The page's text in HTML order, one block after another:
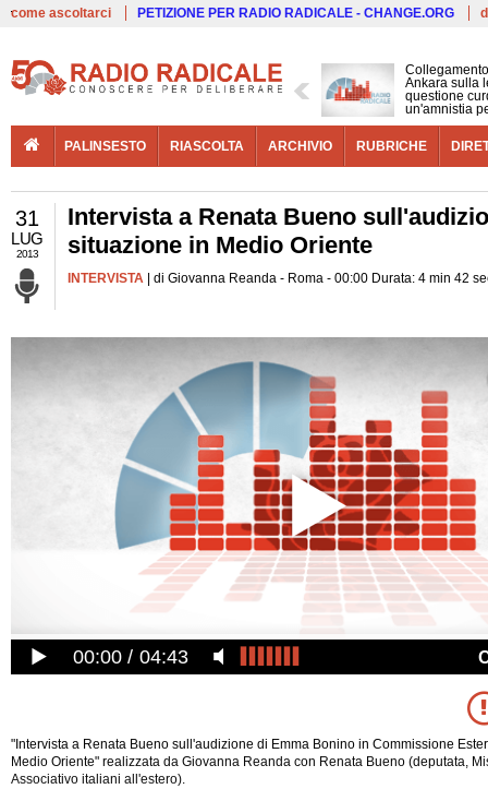
come ascoltarci PETIZIONE PER RADIO RADICALE - CHANGE.ORG
Ankara sulla
questione
un'amnistia
PALINSESTO RIASCOLTA ARCHIVIO RUBRICHE
31
LUG
2013
Intervista a Renata Bueno
situazione in Medio Oriente
INTERVISTA | di Giovanna Reanda - Roma - 00:00 Durata: 4 min 42
00:00 04:43
"Intervista a Renata Bueno sull'audizione di Emma Bonino in Commissione
Medio Oriente" realizzata da Giovanna Reanda con Renata Bueno (deputata,
Associativo italiani all'estero).